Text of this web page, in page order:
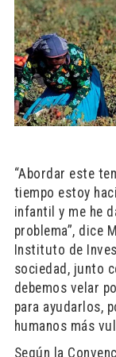
“Abordar este
tiempo estoy
infantil y me he
problema”, dice
Instituto de
sociedad, junto
debemos velar
para ayudarlos,
humanos más
Según la